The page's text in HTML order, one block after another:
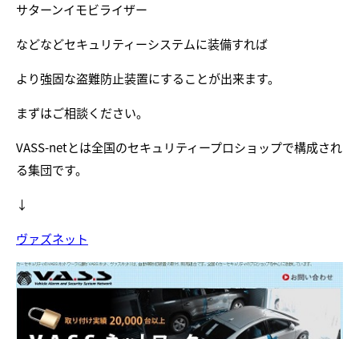
サターンイモビライザー
などなどセキュリティーシステムに装備すれば
より強固な盗難防止装置にすることが出来ます。
まずはご相談ください。
VASS-netとは全国のセキュリティープロショップで構成され
る集団です。
↓
ヴァズネット